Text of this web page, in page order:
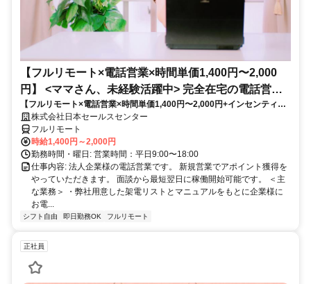
【フルリモート×電話営業×時間単価1,400円〜2,000
円】 <ママさん、未経験活躍中> 完全在宅の電話営業
で家庭と仕事の両立を実現
【フルリモート×電話営業×時間単価1,400円〜2,000円+インセンティブ
あり】 ＜ママさん、未経験活躍中＞ 完全在宅の電話営業で家庭と仕事の
両立を実現
株式会社日本セールスセンター
フルリモート
時給1,400円～2,000円
勤務時間・曜日: 営業時間：平日9:00〜18:00
仕事内容: 法人企業様の電話営業です。 新規営業でアポイント獲得を
やっていただきます。 面談から最短翌日に稼働開始可能です。 ＜主
な業務＞ ・弊社用意した架電リストとマニュアルをもとに企業様に
お電...
シフト自由 即日勤務OK フルリモート
正社員